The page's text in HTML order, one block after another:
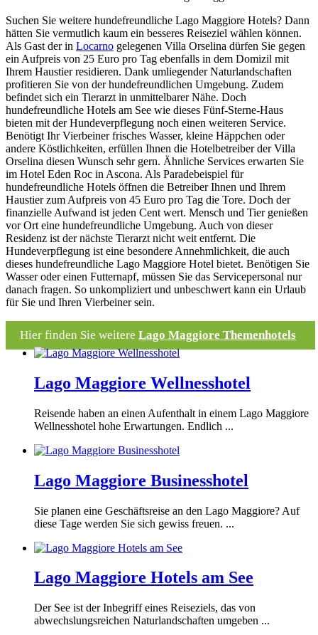
Suchen Sie weitere hundefreundliche Lago Maggiore Hotels? Dann
hätten Sie vermutlich kaum ein besseres Reiseziel wählen können.
Als Gast der in Locarno gelegenen Villa Orselina dürfen Sie gegen
ein Aufpreis von 25 Euro pro Tag ebenfalls in dem Domizil mit
Ihrem Haustier residieren. Dank umliegender Naturlandschaften
profitieren Sie von der hundefreundlichen Umgebung. Zudem
befindet sich ein Tierarzt in unmittelbarer Nähe. Doch
hundefreundliche Hotels am See wie dieses Fünf-Sterne-Haus
bieten mit der Hundeverpflegung noch einen weiteren Service.
Benötigt Ihr Vierbeiner frisches Wasser, kleine Häppchen oder
andere Köstlichkeiten, erfüllen Ihnen die Hotelbetreiber der Villa
Orselina diesen Wunsch sehr gern. Ähnliche Services erwarten Sie
im Hotel Eden Roc in Ascona. Als Paradebeispiel für
hundefreundliche Hotels öffnen die Betreiber Ihnen und Ihrem
Haustier zum Aufpreis von 45 Euro pro Tag die Tore. Doch der
finanzielle Aufwand ist jeden Cent wert. Mensch und Tier genießen
vor Ort eine hundefreundliche Umgebung. Auch von dieser
Residenz ist der nächste Tierarzt nicht weit entfernt. Die
Hundeverpflegung ist eine besondere Annehmlichkeit, die auch
dieses hundefreundliche Lago Maggiore Hotel bietet. Benötigen Sie
Wasser oder einen Futternapf, müssen Sie das Servicepersonal nur
danach fragen. So unkompliziert und unbeschwert kann ein Urlaub
für Sie und Ihren Vierbeiner sein.
Hier finden Sie weitere Lago Maggiore Themenhotels
Lago Maggiore Wellnesshotel
Reisende haben an einen Aufenthalt in einem Lago Maggiore
Wellnesshotel hohe Erwartungen. Endlich ...
Lago Maggiore Businesshotel
Sie planen eine Geschäftsreise an den Lago Maggiore? Auf
diese Tage werden Sie sich gewiss freuen. ...
Lago Maggiore Hotels am See
Der See ist der Inbegriff eines Reiseziels, das von
abwechslungsreichen Naturlandschaften umgeben ...